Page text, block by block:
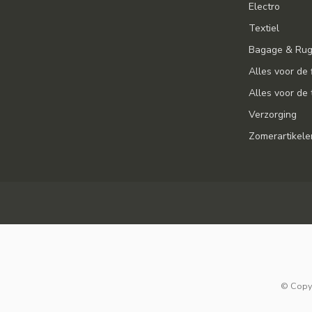
Electro
Textiel
Bagage &
Alles voor de
Alles voor de
Verzorging
©